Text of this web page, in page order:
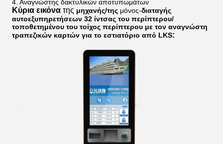
4. Αναγνώστης δακτυλικών αποτυπωμάτων
Κύρια εικόνα της μηχανής/της μόνος-διαταγής
αυτοεξυπηρετήσεων 32 ίντσας του περίπτερου/
τοποθετημένου του τοίχος περίπτερου με τον αναγνώστη
τραπεζικών καρτών για το εστιατόριο από LKS: